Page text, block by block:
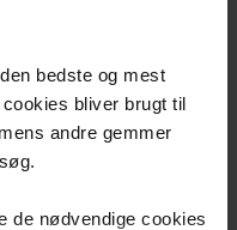
bedste og mest
bliver brugt til
andre gemmer
de nødvendige cookies
år. DAFA ble